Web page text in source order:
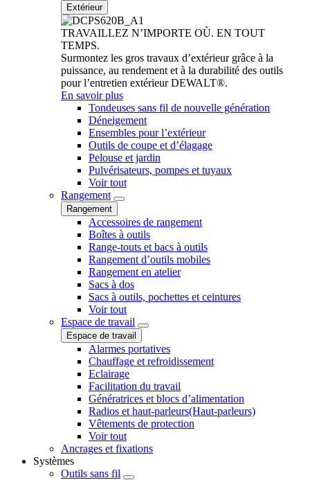
Extérieur
TRAVAILLEZ N’IMPORTE OÙ. EN TOUT
TEMPS.
Surmontez les gros travaux d’extérieur grâce à la
puissance, au rendement et à la durabilité des outils
pour l’entretien extérieur DEWALT®.
En savoir plus
Tondeuses sans fil de nouvelle génération
Déneigement
Ensembles pour l’extérieur
Outils de coupe et d’élagage
Pelouse et jardin
Pulvérisateurs, pompes et tuyaux
Voir tout
Rangement
Rangement
Accessoires de rangement
Boîtes à outils
Range-touts et bacs à outils
Rangement d’outils mobiles
Rangement en atelier
Sacs à dos
Sacs à outils, pochettes et ceintures
Voir tout
Espace de travail
Espace de travail
Alarmes portatives
Chauffage et refroidissement
Eclairage
Facilitation du travail
Génératrices et blocs d’alimentation
Radios et haut-parleurs(Haut-parleurs)
Vêtements de protection
Voir tout
Ancrages et fixations
Systèmes
Outils sans fil